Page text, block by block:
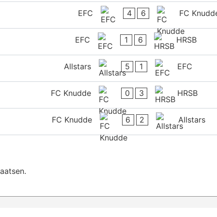
EFC 4 6 FC
EFC 1 6 HRSB
Allstars 5 1 EFC
FC Knudde 0 3 HRSB
FC Knudde 6 2 Allstars